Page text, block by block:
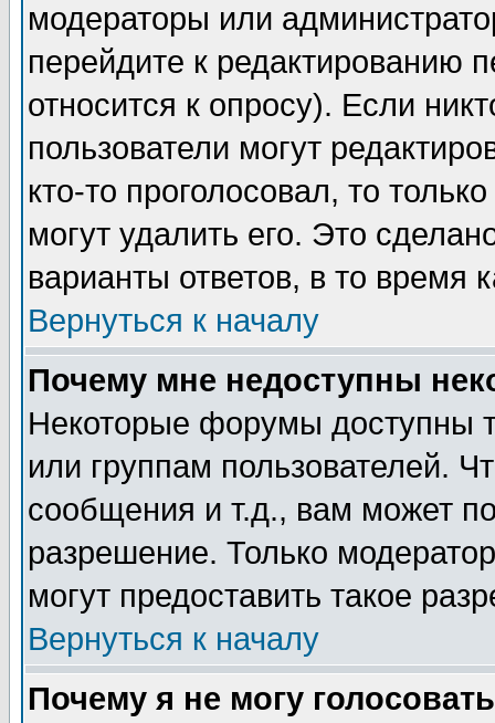
модераторы или
перейдите к редактированию
относится к опросу). Если
пользователи могут
кто-то проголосовал, то
могут удалить его. Это
варианты ответов, в то время
Вернуться к началу
Почему мне недоступны
Некоторые форумы доступны
или группам пользователей.
сообщения и т.д., вам может
разрешение. Только
могут предоставить такое
Вернуться к началу
Почему я не могу